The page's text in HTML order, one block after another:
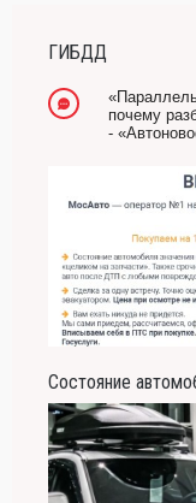
-- Лучшее, что можно
Он никогда не
ГИБДД
почему
-
Состояние